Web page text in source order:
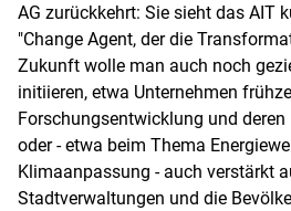
AG zurückkehrt: Sie sieht das AIT
"Change Agent, der die
Zukunft wolle man auch noch
initiieren, etwa Unternehmen
Forschungsentwicklung und
oder - etwa beim Thema
Klimaanpassung - auch verstärkt
Stadtverwaltungen und die